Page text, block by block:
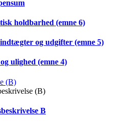
holdbarhed (emne 6)
og udgifter (emne 5)
ulighed (emne 4)
(B)
(B)
B